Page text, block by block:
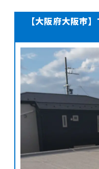
【大阪府大阪市